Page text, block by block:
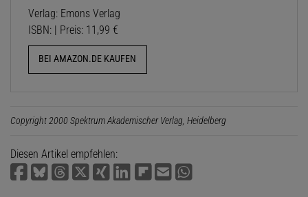
Verlag: Emons Verlag
ISBN: | Preis: 11,99 €
BEI AMAZON.DE KAUFEN
Copyright 2000 Spektrum Akademischer Verlag, Heidelberg
Diesen Artikel empfehlen: